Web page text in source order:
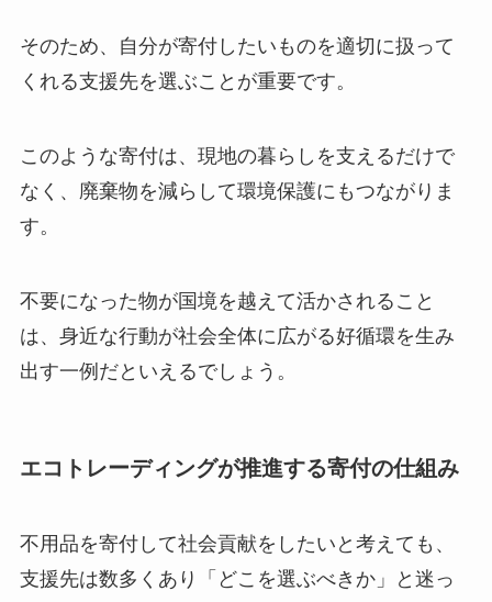
そのため、自分が寄付したいものを適切に扱って
くれる支援先を選ぶことが重要です。
このような寄付は、現地の暮らしを支えるだけで
なく、廃棄物を減らして環境保護にもつながりま
す。
不要になった物が国境を越えて活かされること
は、身近な行動が社会全体に広がる好循環を生み
出す一例だといえるでしょう。
エコトレーディングが推進する寄付の仕組み
不用品を寄付して社会貢献をしたいと考えても、
支援先は数多くあり「どこを選ぶべきか」と迷っ